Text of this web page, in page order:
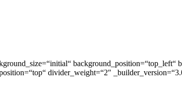
background_position=“top_left“
divider_weight=“2″